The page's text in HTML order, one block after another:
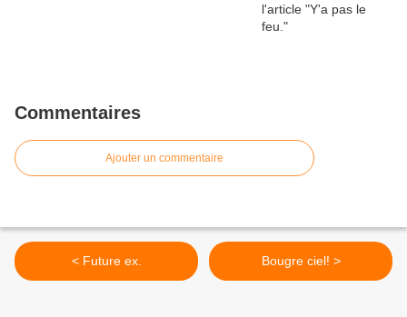
Commentaires
Ajouter un commentaire
< Future ex. Bougre ciel! >